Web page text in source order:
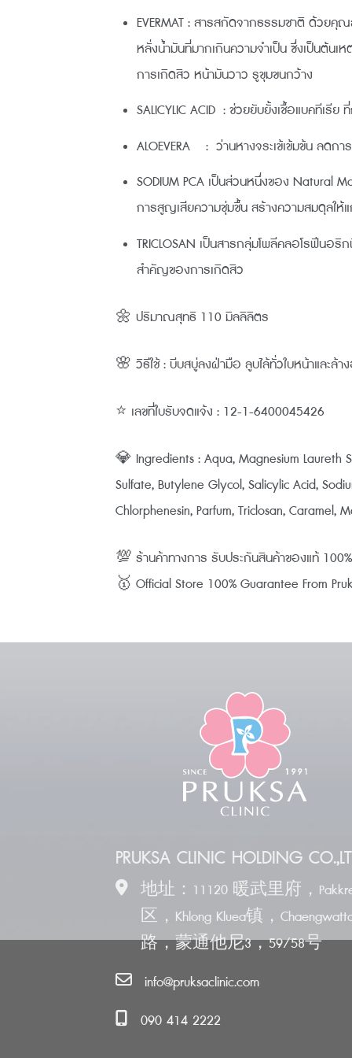
EVERMAT : สารสกัดจากธรรมชาติ ด้วยคุ
หลั่งน้ำมันที่มากเกินความจำเป็น ซึ่งเป็นต้นเ
การเกิดสิว หน้ามันวาว รูขุมขนกว้าง
SALICYLIC ACID : ช่วยยับยั้งเชื้อแบคทีเ
ALOEVERA : ว่านหางจระเข้เข้มข้น ลดก
SODIUM PCA เป็นส่วนหนึ่งของ Natural
การสูญเสียความชุ่มชื้น สร้างความสมดุลให้
TRICLOSAN เป็นสารกลุ่มโพลีคลอโรฟีนอ
สำคัญของการเกิดสิว
🌼 ปริมาณสุทธิ 110 มิลลิลิตร
🌸 วิธีใช้ : บีบสบู่ลงฝ่ามือ ลูบไล้ทั่วใบหน้าและล้า
⭐ เลขที่ใบรับจดแจ้ง : 12-1-6400045426
💎 Ingredients : Aqua, Magnesium Laureth
Sulfate, Butylene Glycol, Salicylic Acid,
Chlorphenesin, Parfum, Triclosan, Caramel,
💯 ร้านค้าทางการ รับประกันสินค้าของแท้
🥇 Official Store 100% Guarantee From
PRUKSA CLINIC HOLDING
地址：11120 暖武里府，
区，Khlong Kluea镇，
路，蒙通他尼3，59/58号
info@pruksaclinic.com
090 414 2222